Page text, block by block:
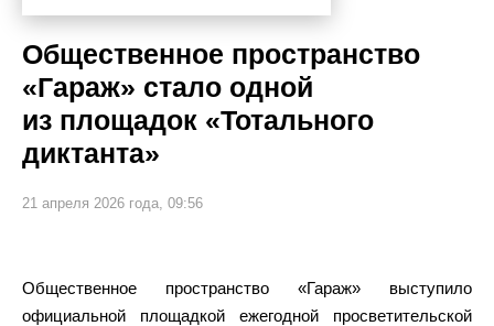
Общественное пространство
«Гараж» стало одной
из площадок «Тотального
диктанта»
21 апреля 2026 года, 09:56
Общественное пространство «Гараж» выступило
официальной площадкой ежегодной просветительской